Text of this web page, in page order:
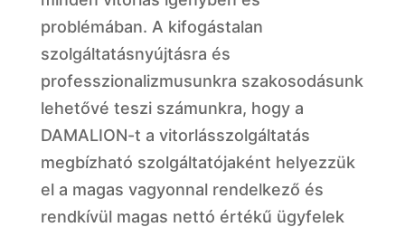
problémában. A kifogástalan
szolgáltatásnyújtásra és
professzionalizmusunkra szakosodásunk
lehetővé teszi számunkra, hogy a
DAMALION-t a vitorlásszolgáltatás
megbízható szolgáltatójaként helyezzük
el a magas vagyonnal rendelkező és
rendkívül magas nettó értékű ügyfelek